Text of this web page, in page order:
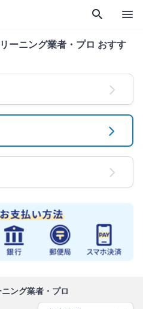
search menu
ーニング業者・プロ おすす
ング業者・プロ